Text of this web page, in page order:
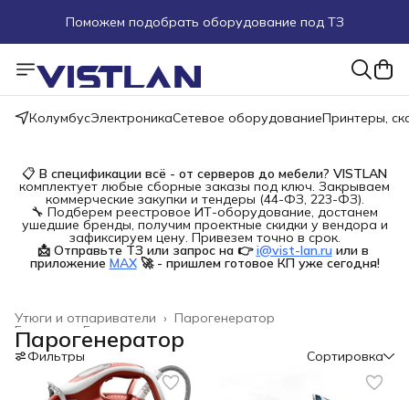
Поможем подобрать оборудование под ТЗ
Пуско-наладочные работы
Пришлите запрос на e-mail или в чат
КолумбусЭлектроникаСетевое оборудованиеПринтеры,
📋 В спецификации всё - от серверов до мебели? VISTLAN
комплектует любые сборные заказы под ключ. Закрываем
коммерческие закупки и тендеры (44-ФЗ, 223-ФЗ).
🔧 Подберем реестровое ИТ-оборудование, достанем
ушедшие бренды, получим проектные скидки у вендора и
зафиксируем цену. Привезем точно в срок.
📩 Отправьте ТЗ или запрос на 👉 i@vist-lan.ru или в
приложение MAX 🚀 - пришлем готовое КП уже сегодня!
Парогенератор
Утюги и отпариватели ›
Бытовая техника
Главная
Парогенератор
Фильтры Сортировка